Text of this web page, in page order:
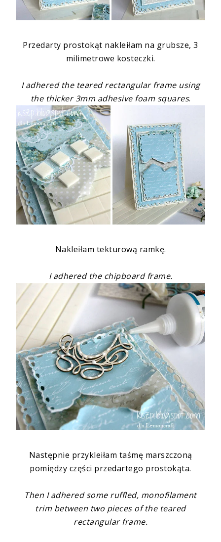
Przedarty prostokąt nakleiłam na grubsze,3
milimetrowe kosteczki.
I adhered the teared rectangular frame using
the thicker3mm adhesive foam squares.
Nakleiłam tekturową ramkę.
I adhered the chipboard frame.
Następnie przykleiłam taśmę marszczoną
pomiędzy części przedartego prostokąta.
Then I adhered some ruffled, monofilament
trim between two pieces of the teared
rectangular frame.